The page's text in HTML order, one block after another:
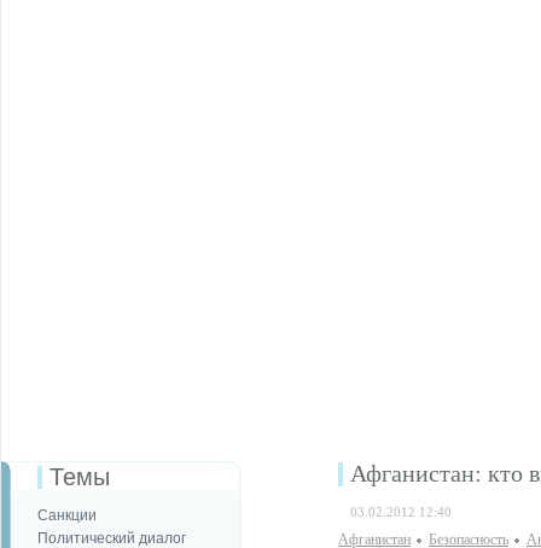
Темы
Санкции
Политический диалог
Афганистан: кто
03.02.2012 12:40
Афганистан Безопаcность